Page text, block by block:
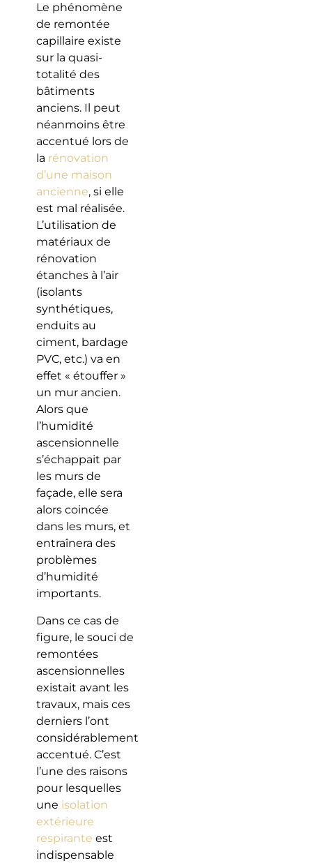
Le phénomène
de remontée
capillaire existe
sur la quasi-
totalité des
bâtiments
anciens. Il peut
néanmoins être
accentué lors de
la rénovation
d’une maison
ancienne, si elle
est mal réalisée.
L’utilisation de
matériaux de
rénovation
étanches à l’air
(isolants
synthétiques,
enduits au
ciment, bardage
PVC, etc.) va en
effet « étouffer »
un mur ancien.
Alors que
l’humidité
ascensionnelle
s’échappait par
les murs de
façade, elle sera
alors coincée
dans les murs, et
entraînera des
problèmes
d’humidité
importants.
Dans ce cas de
figure, le souci de
remontées
ascensionnelles
existait avant les
travaux, mais ces
derniers l’ont
considérablement
accentué. C’est
l’une des raisons
pour lesquelles
une isolation
extérieure
respirante est
indispensable